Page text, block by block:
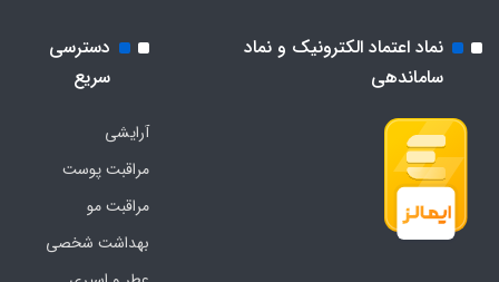
نماد اعتماد الکترونیک و نماد
ساماندهی
دسترسی
سریع
آرایشی
مراقبت پوست
مراقبت مو
بهداشت شخصی